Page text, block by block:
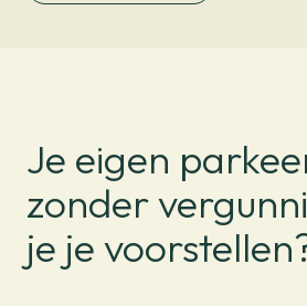
Je eigen
zonder
je je